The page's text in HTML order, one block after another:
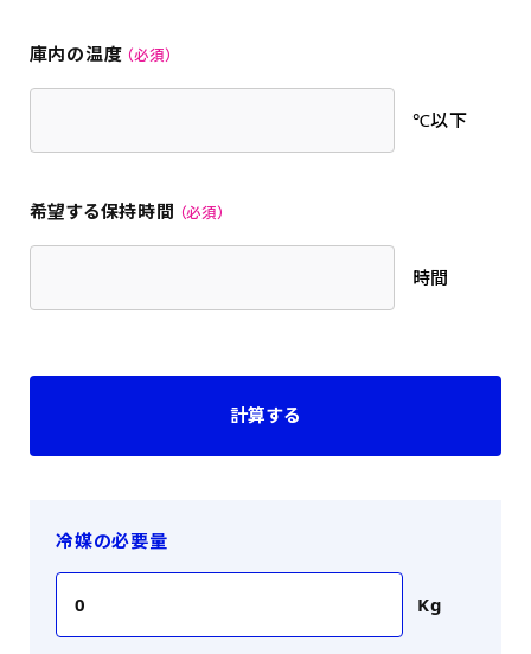
庫内の温度
℃以下
希望する保持時間
時間
冷媒の必要量
0 Kg